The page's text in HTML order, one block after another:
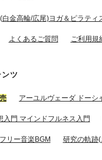
白金高輪/広尾)ヨガ＆ピラティ
よくあるご質問 ご利用規
ツ
アーユルヴェーダ ドーシ
入門 マインドフルネス入門
リー音楽BGM 研究の軌跡